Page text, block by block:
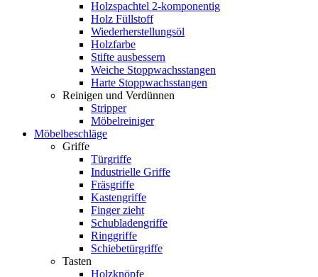
Holzspachtel 2-komponentig
Holz Füllstoff
Wiederherstellungsöl
Holzfarbe
Stifte ausbessern
Weiche Stoppwachsstangen
Harte Stoppwachsstangen
Reinigen und Verdünnen
Stripper
Möbelreiniger
Möbelbeschläge
Griffe
Türgriffe
Industrielle Griffe
Fräsgriffe
Kastengriffe
Finger zieht
Schubladengriffe
Ringgriffe
Schiebetürgriffe
Tasten
Holzknöpfe